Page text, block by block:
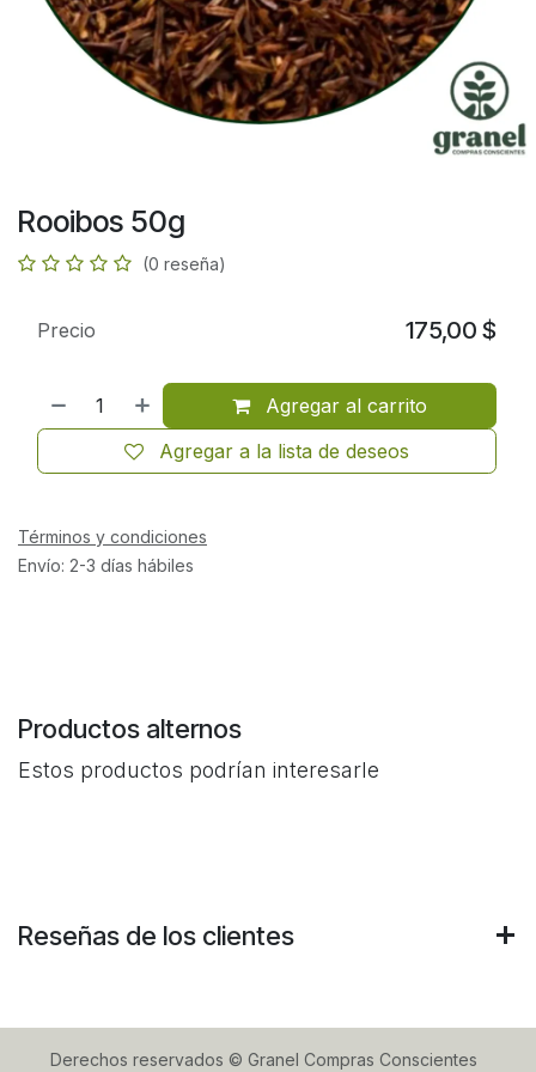
Rooibos 50g
(0 reseña)
Agregar al carrito
Agregar a la lista de deseos
Precio 175,00 $
Términos y condiciones
Envío: 2-3 días hábiles
Productos alternos
Estos productos podrían interesarle
Reseñas de los clientes
Derechos reservados © Granel Compras Conscientes